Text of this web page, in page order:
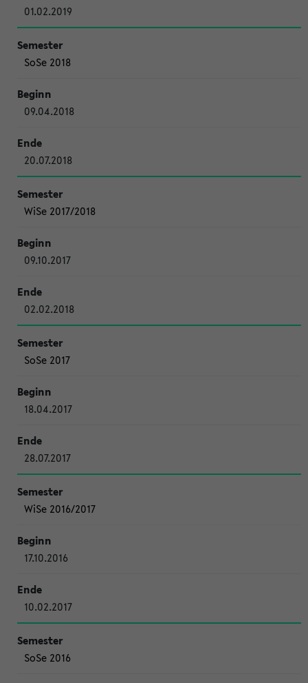
01.02.2019
SoSe 2018
09.04.2018
20.07.2018
WiSe 2017/2018
09.10.2017
02.02.2018
SoSe 2017
18.04.2017
28.07.2017
WiSe 2016/2017
17.10.2016
10.02.2017
SoSe 2016